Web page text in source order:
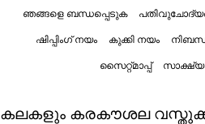
ഞങ്ങളെ ബന്ധപ്പെടുക
ഷിപ്പിംഗ് നയം കുക്കി നയം
സൈറ്റ്മാപ്പ്
കലകളും കരകൗശല